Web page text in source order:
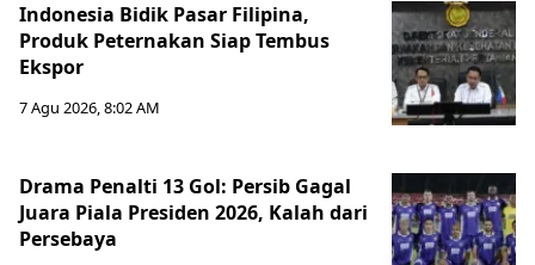
Indonesia Bidik Pasar Filipina,
Produk Peternakan Siap Tembus
Ekspor
7 Agu 2026, 8:02 AM
Drama Penalti 13 Gol: Persib Gagal
Juara Piala Presiden 2026, Kalah dari
Persebaya